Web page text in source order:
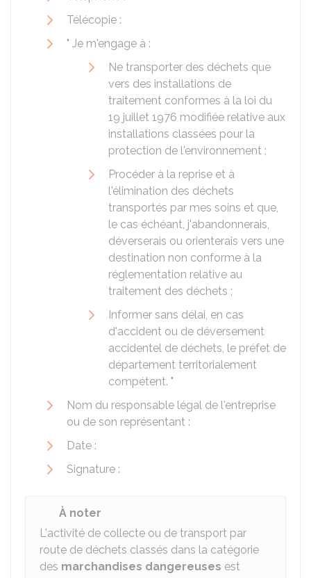
Télécopie :
" Je m'engage à :
Ne transporter des déchets que
vers des installations de
traitement conformes à la loi du
19 juillet 1976 modifiée relative aux
installations classées pour la
protection de l'environnement ;
Procéder à la reprise et à
l'élimination des déchets
transportés par mes soins et que,
le cas échéant, j'abandonnerais,
déverserais ou orienterais vers une
destination non conforme à la
réglementation relative au
traitement des déchets ;
Informer sans délai, en cas
d'accident ou de déversement
accidentel de déchets, le préfet de
département territorialement
compétent. "
Nom du responsable légal de l'entreprise
ou de son représentant :
Date :
Signature :
À noter
L'activité de collecte ou de transport par
route de déchets classés dans la catégorie
des marchandises dangereuses est